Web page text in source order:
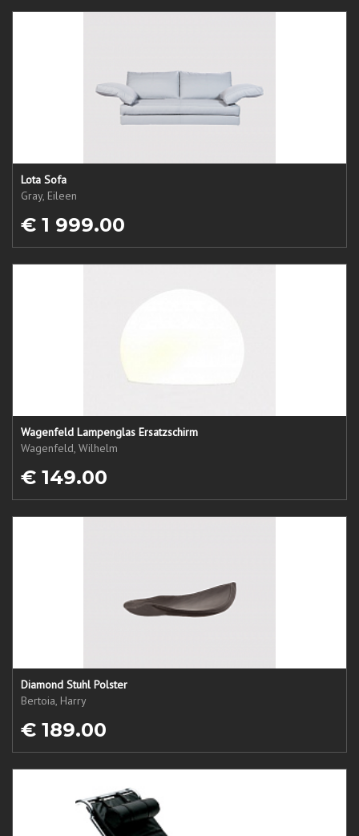
Lota Sofa
Gray, Eileen
€ 1 999.00
Wagenfeld Lampenglas Ersatzschirm
Wagenfeld, Wilhelm
€ 149.00
Diamond Stuhl Polster
Bertoia, Harry
€ 189.00